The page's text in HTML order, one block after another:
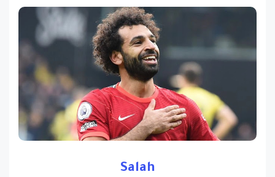
Salah